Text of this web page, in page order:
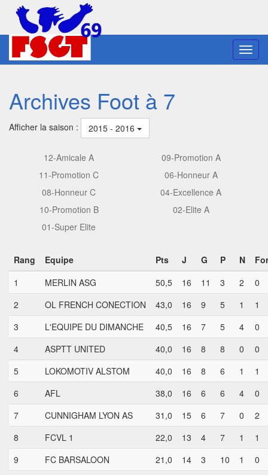
Archives Foot à 7
Afficher la saison : 2015 - 2016
12-Amicale A
09-Promotion A
11-Promotion C
06-Honneur A
08-Honneur C
04-Excellence A
10-Promotion B
02-Elite A
01-Super Elite
Rang Equipe Pts J G P N
1
MERLIN ASG 50,5 16 11 3 2
0
2
OL FRENCH CONECTION 43,0 16 9 5 1
1
3
L'EQUIPE DU DIMANCHE 40,5 16 7 5 4
0
4
ASPTT UNITED 40,0 16 8 8 0
0
5
LOKOMOTIV ALSTOM 40,0 16 8 6 1
1
6
AFL 38,0 16 6 6 4
0
7
CUNNIGHAM LYON AS 31,0 15 6 7 0
2
8
FCVL 1 22,0 13 4 7 1
1
9
FC BARSALOON 21,0 14 3 10 1
0